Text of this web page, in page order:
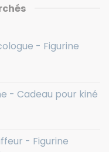
- Figurine
- Cadeau pour kiné
- Figurine